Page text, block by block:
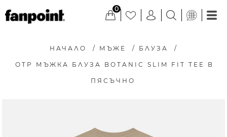
0
НАЧАЛО / МЪЖЕ / БЛУЗА /
OTP МЪЖКА БЛУЗА BOTANIC SLIM FIT TEE В
ПЯСЪЧНО